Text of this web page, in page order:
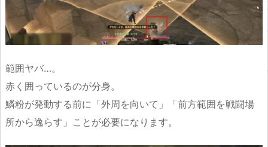
範囲ヤバ…。
赤く囲っているのが分身。
鱗粉が発動する前に「外周を向いて」「前方範囲を戦闘場
所から逸らす」ことが必要になります。